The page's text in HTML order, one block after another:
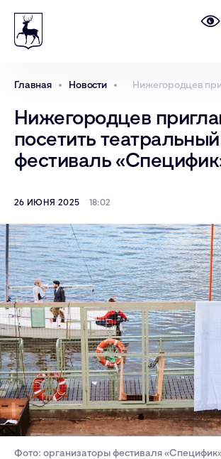
Главная Новости Нижегородцев
Нижегородцев
посетить театральный
фестиваль
26 ИЮНЯ 2025 18:02
Фото: организаторы фестиваля